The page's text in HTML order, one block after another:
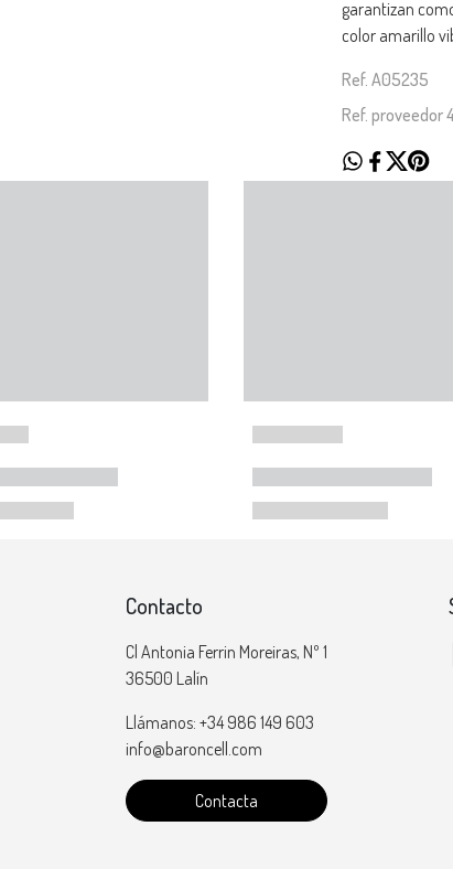
garantizan
color amarillo
Ref. A05235
Ref. proveedor
Contacto
Cl Antonia Ferrin Moreiras, Nº 1
36500 Lalín
Llámanos: +34 986 149 603
info@baroncell.com
Contacta